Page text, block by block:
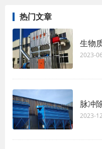
热门文章
生物
2023-
脉冲
2023-